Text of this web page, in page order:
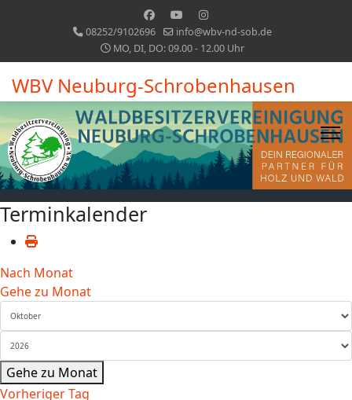
08252/9102696
info@wbv-nd-sob.de
MO, DI, DO: 09.00 - 12.00 Uhr
WBV Neuburg-Schrobenhausen
Terminkalender
Nach Monat
Gehe zu Monat
Gehe zu Monat
Vorheriger Tag